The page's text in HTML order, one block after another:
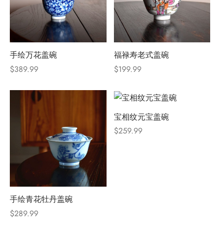
手绘万花盖碗
$389.99
福禄寿老式盖碗
$199.99
手绘青花牡丹盖碗
$289.99
宝相纹元宝盖碗
$259.99